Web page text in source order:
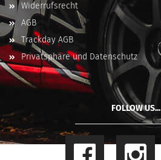
Widerrufsrecht
AGB
Trackday AGB
Privatsphäre und Datenschutz
FOLLOW US...